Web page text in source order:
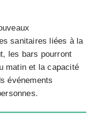
sanitaires liées à la
les bars pourront
matin et la capacité
événements